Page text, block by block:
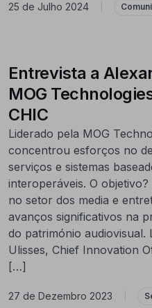
25 de Julho 2024
Entrevista a
MOG
CHIC
Liderado pela MOG
concentrou esforços no
serviços e sistemas
interoperáveis. O
no setor dos media e
avanços significativos na
do património audiovisual.
Ulisses, Chief Innovation
[…]
27 de Dezembro 2023